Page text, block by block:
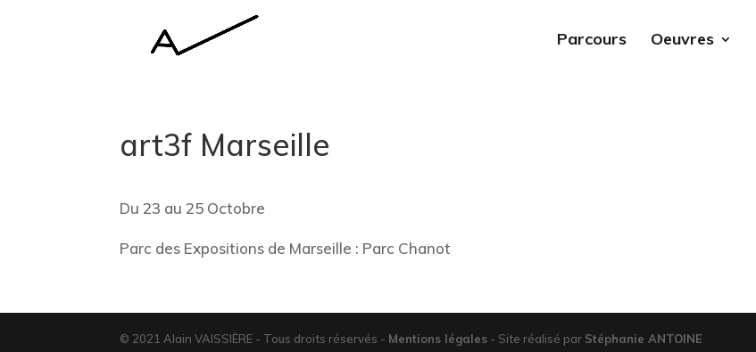
Parcours Oeuvres
art3f Marseille
Du 23 au 25 Octobre
Parc des Expositions de Marseille : Parc Chanot
© 2021 Alain VAISSIÈRE - Tous droits réservés - Mentions légales - Site réalisé par Stéphanie ANTOINE